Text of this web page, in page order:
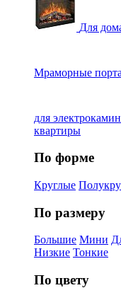
Для
Мраморные
для
квартиры
По форме
Круглые
По размеру
Большие Мини
Низкие Тонкие
По цвету